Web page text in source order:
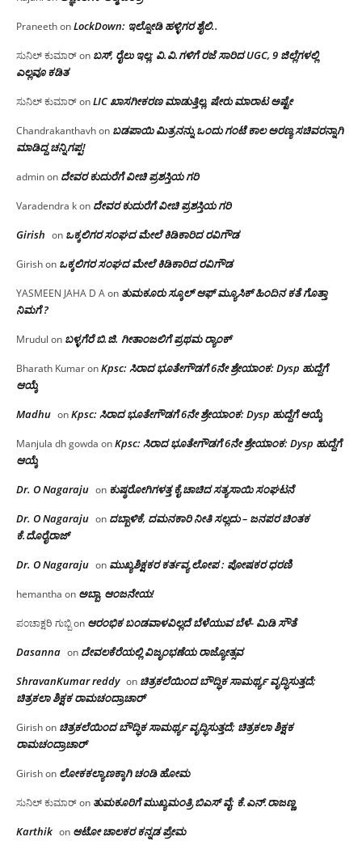
PraneethonLockDown: ಇಲ್ನೋಡಿ ಹಳ್ಳಿಗರ ಶೈಲಿ..
ಸುನಿಲ್ ಕುಮಾರ್on ಬಸ್, ರೈಲು ಇಲ್ಲ; ವಿ.ವಿ.ಗಳಿಗೆ ರಜೆ ಸಾರಿದ UGC, 9 ಜಿಲ್ಲೆಗಳಲ್ಲಿ
ಎಲ್ಲವೂ ಕಡಿತ
ಸುನಿಲ್ ಕುಮಾರ್onLIC ಖಾಸಗೀಕರಣ ಮಾಡುತ್ತಿಲ್ಲ, ಷೇರು ಮಾರಾಟ ಅಷ್ಟೇ
Chandrakanthavhon ಬಡಪಾಯಿ ಮಿತ್ರನನ್ನು ಒಂದು ಗಂಟೆ ಕಾಲ ಅರಣ್ಯ ಸಚಿವರನ್ನಾಗಿ
ಮಾಡಿದ್ದ ಚನ್ನಿಗಪ್ಪ!
adminon ದೇವರ ಕುದುರೆಗೆ ವೀಚಿ ಪ್ರಶಸ್ತಿಯ ಗರಿ
Varadendra kon ದೇವರ ಕುದುರೆಗೆ ವೀಚಿ ಪ್ರಶಸ್ತಿಯ ಗರಿ
Girish on ಒಕ್ಕಲಿಗರ ಸಂಘದ ಮೇಲೆ ಕಿಡಿಕಾರಿದ ರವಿಗೌಡ
Girishon ಒಕ್ಕಲಿಗರ ಸಂಘದ ಮೇಲೆ ಕಿಡಿಕಾರಿದ ರವಿಗೌಡ
YASMEEN JAHA D Aon ತುಮಕೂರು ಸ್ಕೂಲ್ ಆಫ್ ಮ್ಯೂಸಿಕ್ ಹಿಂದಿನ ಕತೆ ಗೊತ್ತಾ
ನಿಮಗೆ ?
Mrudul on ಬಳ್ಳಗೆರೆ ಬಿ.ಜಿ. ಗೀತಾಂಜಲಿಗೆ ಪ್ರಥಮ ರ‌್ಯಾಂಕ್
Bharath KumaronKpsc: ಸಿರಾದ ಭೂತೇಗೌಡಗೆ 6ನೇ ಶ್ರೇಯಾಂಕ: Dysp ಹುದ್ದೆಗೆ
ಆಯ್ಕೆ
Madhu onKpsc: ಸಿರಾದ ಭೂತೇಗೌಡಗೆ 6ನೇ ಶ್ರೇಯಾಂಕ: Dysp ಹುದ್ದೆಗೆ ಆಯ್ಕೆ
Manjula dh gowda onKpsc: ಸಿರಾದ ಭೂತೇಗೌಡಗೆ 6ನೇ ಶ್ರೇಯಾಂಕ: Dysp ಹುದ್ದೆಗೆ
ಆಯ್ಕೆ
Dr. O Nagaraju on ಕುಷ್ಠರೋಗಿಗಳತ್ತ ಕೈ ಚಾಚಿದ ಸತ್ಯಸಾಯಿ ಸಂಘಟನೆ
Dr. O Nagaraju on ದಬ್ಬಾಳಿಕೆ, ದಮನಕಾರಿ ನೀತಿ ಸಲ್ಲದು – ಜನಪರ ಚಿಂತಕ
ಕೆ.ದೊರೈರಾಜ್
Dr. O Nagaraju on ಮುಖ್ಯಶಿಕ್ಷಕರ ಕರ್ತವ್ಯ ಲೋಪ : ಪೋಷಕರ ಧರಣಿ
hemantha on ಅಬ್ಬಾ, ಆಂಜನೇಯ!
ಪಂಚಾಕ್ಷರಿ ಗುಬ್ಬಿon ಆರಂಭಿಕ ಬಂಡವಾಳವಿಲ್ಲದೆ ಬೆಳೆಯುವ ಬೆಳೆ- ಮಿಡಿ ಸೌತೆ
Dasanna on ದೇವಲಕೆರೆಯಲ್ಲಿ ವಿಜೃಂಭಣೆಯ ರಾಜ್ಯೋತ್ಸವ
ShravanKumar reddy on ಚಿತ್ರಕಲೆಯಿಂದ ಬೌದ್ಧಿಕ ಸಾಮರ್ಥ್ಯ ವೃದ್ಧಿಸುತ್ತದೆ;
ಚಿತ್ರಕಲಾ ಶಿಕ್ಷಕ ರಾಮಚಂದ್ರಾಚಾರ್
Girishon ಚಿತ್ರಕಲೆಯಿಂದ ಬೌದ್ಧಿಕ ಸಾಮರ್ಥ್ಯ ವೃದ್ಧಿಸುತ್ತದೆ; ಚಿತ್ರಕಲಾ ಶಿಕ್ಷಕ
ರಾಮಚಂದ್ರಾಚಾರ್
Girishon ಲೋಕಕಲ್ಯಾಣಕ್ಕಾಗಿ ಚಂಡಿ ಹೋಮ
ಸುನಿಲ್ ಕುಮಾರ್on ತುಮಕೂರಿಗೆ ಮುಖ್ಯಮಂತ್ರಿ ಬಿಎಸ್ ವೈ: ಕೆ.ಎನ್.ರಾಜಣ್ಣ
Karthik on ಆಟೋ ಚಾಲಕರ ಕನ್ನಡ ಪ್ರೇಮ